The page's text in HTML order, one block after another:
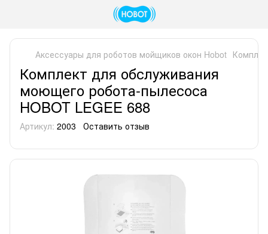
Аксессуары для роботов мойщиков окон Hobot
Комплект для обслуживания
моющего робота-пылесоса
HOBOT LEGEE 688
Артикул: 2003 Оставить отзыв